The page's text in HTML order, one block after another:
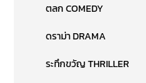
ตลก COMEDY
ดราม่า DRAMA
ระทึกขวัญ THRILLER